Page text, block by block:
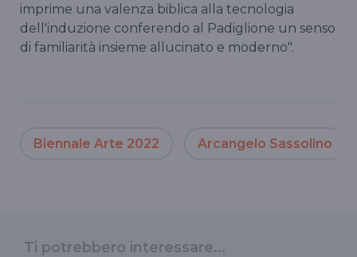
imprime una valenza biblica alla tecnologia
dell'induzione conferendo al Padiglione un senso
di familiarità insieme allucinato e moderno".
Biennale Arte 2022 Arcangelo Sassolino
Ti potrebbero interessare...